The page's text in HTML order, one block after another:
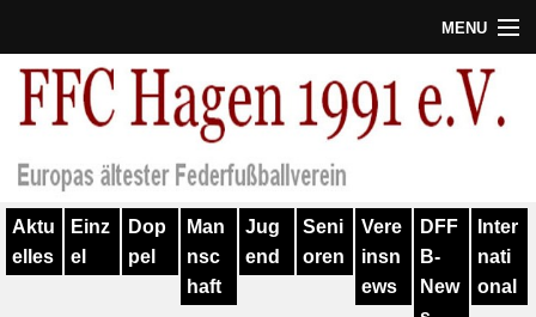
MENU
Termine
Verein
Geschichte
Aktu
elles
Einz
el
Dop
pel
Man
nsc
haft
Jug
end
Seni
oren
Vere
insn
ews
DFF
B-
New
Inter
nati
onal